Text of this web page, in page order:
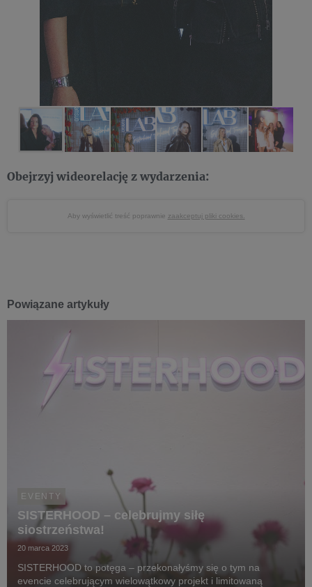
Obejrzyj wideorelację z wydarzenia:
Aby wyświetlić treść poprawnie zaakceptuj pliki cookies.
Powiązane artykuły
EVENTY
SISTERHOOD – celebrujmy siłę
siostrzeństwa!
20 marca 2023
SISTERHOOD to potęga – przekonałyśmy się o tym na
evencie celebrującym wielowątkowy projekt i limitowaną